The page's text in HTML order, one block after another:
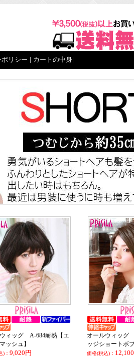
リシー カートの中身|
ィッグ A-684耐熱【エ
ッシュ】
)： 9,020円
オールウィッグ
ッジショートボブ
価格(税込)：